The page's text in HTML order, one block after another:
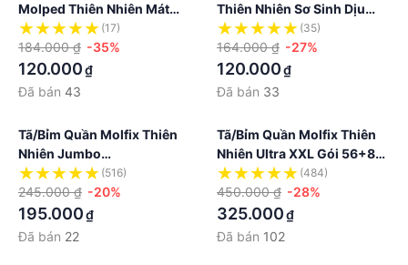
Molped Thiên Nhiên Mát
Lạnh Có Cánh(17)
184.000 ₫ -35%
120.000₫
Đã bán 43
Thiên Nhiên Sơ Sinh Dịu
Nhẹ - Gói 100 Miếng
(35)
164.000 ₫ -27%
120.000₫
Đã bán 33
Tã/bỉm Quần Molfix Thiên
Nhiên Jumbo
S50/M42/L42/XL38/XXL34
(516)
245.000 ₫ -20%
195.000₫
Đã bán 22
Tã/bỉm Quần Molfix Thiên
Nhiên Ultra XXL Gói 56+8
Miếng
(484)
450.000 ₫ -28%
325.000₫
Đã bán 102